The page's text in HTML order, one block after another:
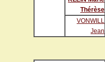
Thérèse
VONWILL
Jean